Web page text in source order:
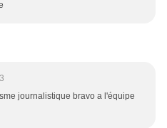
journalistique bravo a l'équipe